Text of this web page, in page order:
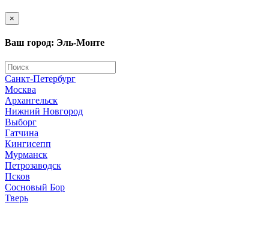
×
Ваш город: Эль-Монте
Санкт-Петербург
Москва
Архангельск
Нижний Новгород
Выборг
Гатчина
Кингисепп
Мурманск
Петрозаводск
Псков
Сосновый Бор
Тверь